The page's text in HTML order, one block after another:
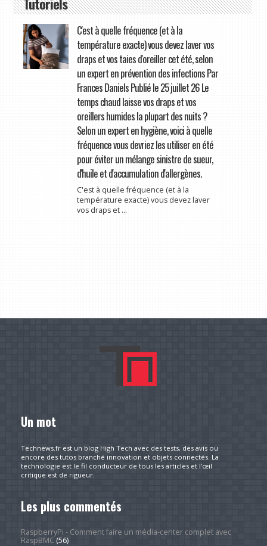
C'est à quelle fréquence (et à la
température exacte) vous devez laver vos
draps et vos taies d'oreiller cet été, selon
un expert en prévention des infections Par
Frances Daniels Publié le 25 juillet 26 Le
temps chaud laisse vos draps et vos
oreillers humides la plupart des nuits ?
Selon un expert en hygiène, voici à quelle
fréquence vous devriez les utiliser en été
pour éviter un mélange sinistre de sueur,
d'huile et d'accumulation d'allergènes.
C'est à quelle fréquence (et à la
température exacte) vous devez laver
vos draps et ...
Un mot
Technews.fr est un blog High Tech avec des tests, des avis ou
encore des tutos branché innovation et objets connectés. La
technologie est le fil conducteur de tous les articles et l’œil
critique est de rigueur.
Les plus commentés
RaspberryPi - Comment faire un média-center complet avec
RaspBMC(56)